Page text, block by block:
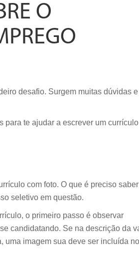
O
desafio. Surgem muitas dúvidas
para te ajudar a escrever um currículo
com foto. O que é preciso
seletivo em questão.
o primeiro passo é observar
candidatando. Se na descrição da
uma imagem sua deve ser incluída no